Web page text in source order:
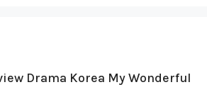
Drama Korea My Wonderful